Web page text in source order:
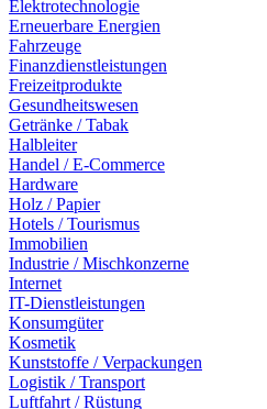
Elektrotechnologie
Erneuerbare Energien
Fahrzeuge
Finanzdienstleistungen
Freizeitprodukte
Gesundheitswesen
Getränke / Tabak
Halbleiter
Handel / E-Commerce
Hardware
Holz / Papier
Hotels / Tourismus
Immobilien
Industrie / Mischkonzerne
Internet
IT-Dienstleistungen
Konsumgüter
Kosmetik
Kunststoffe / Verpackungen
Logistik / Transport
Luftfahrt / Rüstung